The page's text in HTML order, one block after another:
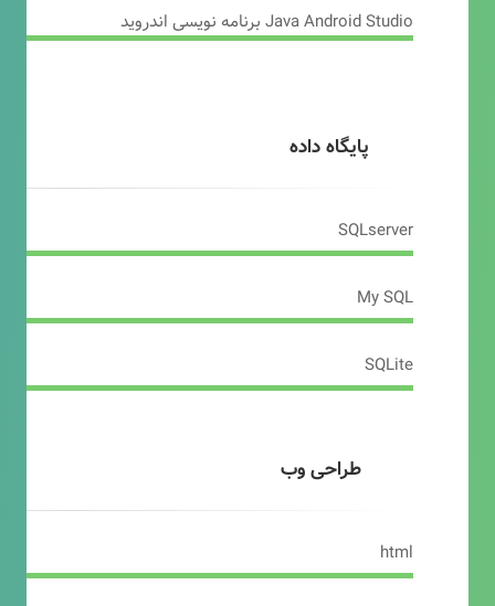
Java Android Studio برنامه نویسی اندروید
پایگاه داده
SQLserver
My SQL
SQLite
طراحی وب
html